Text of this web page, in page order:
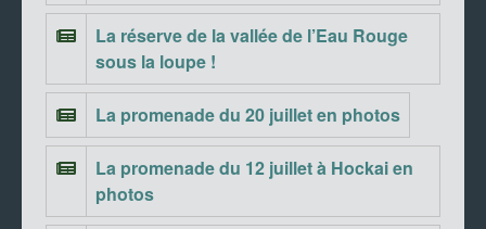
La réserve de la vallée de l’Eau Rouge
sous la loupe !
La promenade du 20 juillet en photos
La promenade du 12 juillet à Hockai en
photos